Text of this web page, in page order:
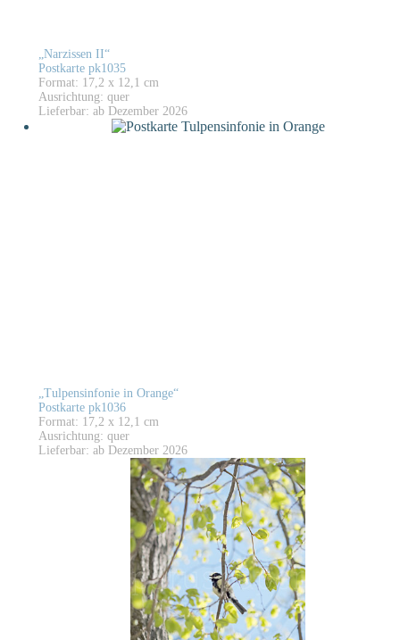
„Narzissen II“
Postkarte pk1035
Format: 17,2 x 12,1 cm
Ausrichtung: quer
Lieferbar: ab Dezember 2026
„Tulpensinfonie in Orange“
Postkarte pk1036
Format: 17,2 x 12,1 cm
Ausrichtung: quer
Lieferbar: ab Dezember 2026